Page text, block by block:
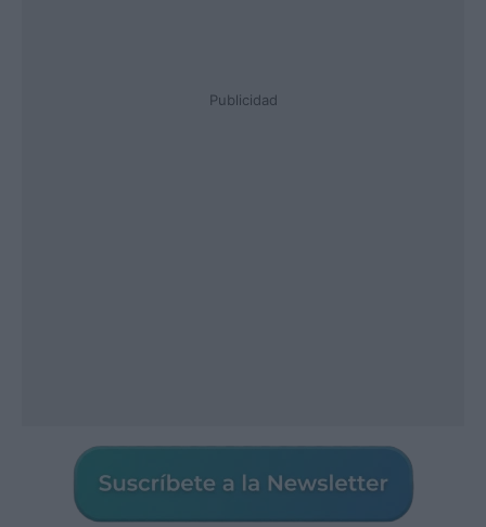
Publicidad